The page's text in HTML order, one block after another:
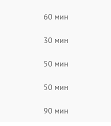
60 мин
30 мин
50 мин
50 мин
90 мин